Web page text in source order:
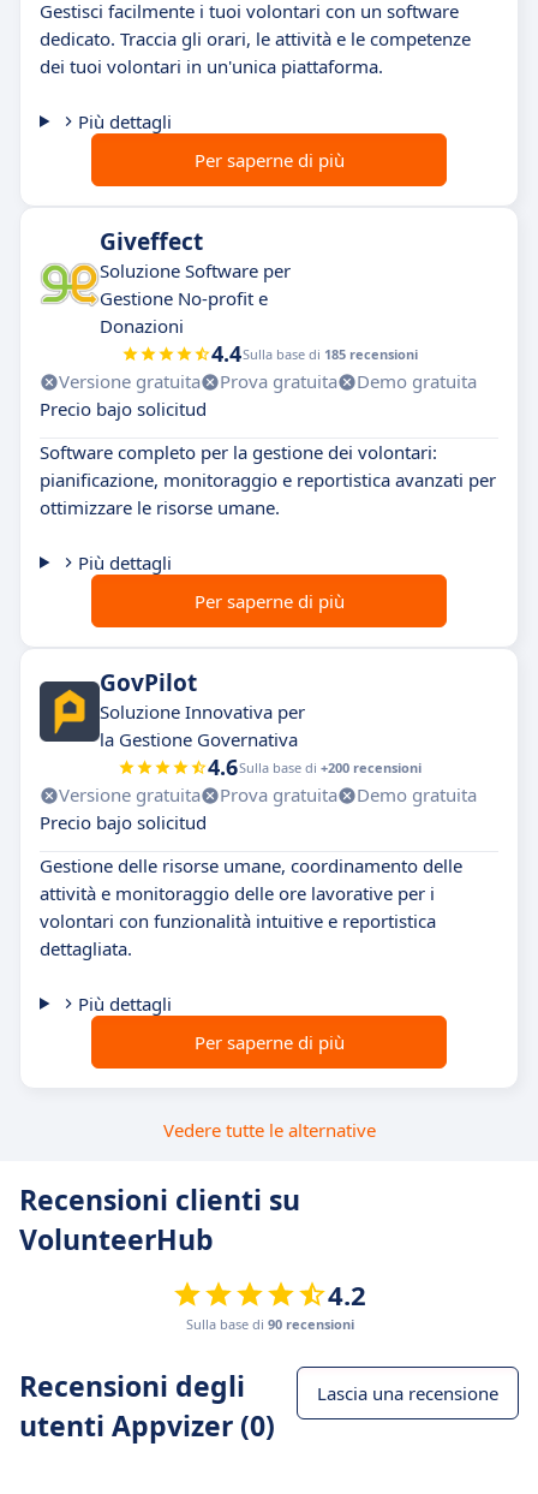
Gestisci facilmente i tuoi volontari con un software
dedicato. Traccia gli orari, le attività e le competenze
dei tuoi volontari in un'unica piattaforma.
Più dettagli
Per saperne di più
Giveffect
Soluzione Software per
Gestione No-profit e
Donazioni
4.4Sulla base di 185 recensioni
Versione gratuita Prova gratuita
Demo gratuita
Precio bajo solicitud
Software completo per la gestione dei volontari:
pianificazione, monitoraggio e reportistica avanzati per
ottimizzare le risorse umane.
Più dettagli
Per saperne di più
GovPilot
Soluzione Innovativa per
la Gestione Governativa
4.6Sulla base di +200 recensioni
Versione gratuita Prova gratuita
Demo gratuita
Precio bajo solicitud
Gestione delle risorse umane, coordinamento delle
attività e monitoraggio delle ore lavorative per i
volontari con funzionalità intuitive e reportistica
dettagliata.
Più dettagli
Per saperne di più
Vedere tutte le alternative
Recensioni clienti su
VolunteerHub
4.2
Sulla base di 90 recensioni
Recensioni degli
utenti Appvizer (0)
Lascia una recensione